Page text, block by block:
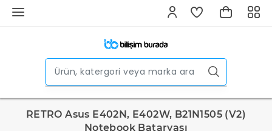
RETRO Asus E402N, E402W, B21N1505 (V2)
Notebook Bataryası